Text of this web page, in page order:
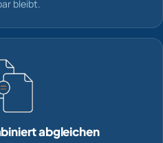
bleibt.
abgleichen